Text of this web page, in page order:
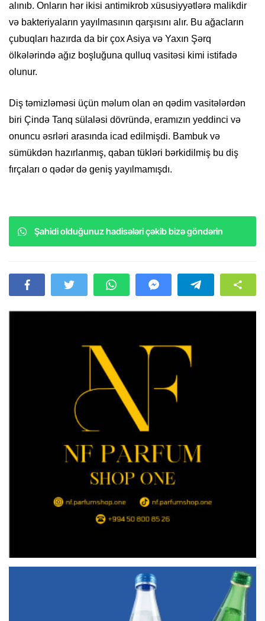
alınıb. Onların hər ikisi antimikrob xüsusiyyətlərə malikdir
və bakteriyaların yayılmasının qarşısını alır. Bu ağacların
çubuqları hazırda da bir çox Asiya və Yaxın Şərq
ölkələrində ağız boşluğuna qulluq vasitəsi kimi istifadə
olunur.
Diş təmizləməsi üçün məlum olan ən qədim vasitələrdən
biri Çində Tanq sülaləsi dövründə, eramızın yeddinci və
onuncu əsrləri arasında icad edilmişdi. Bambuk və
sümükdən hazırlanmış, qaban tükləri bərkidilmiş bu diş
fırçaları o qədər də geniş yayılmamışdı.
Şahidi olduğunuz hadisələri çəkib bizə göndərin